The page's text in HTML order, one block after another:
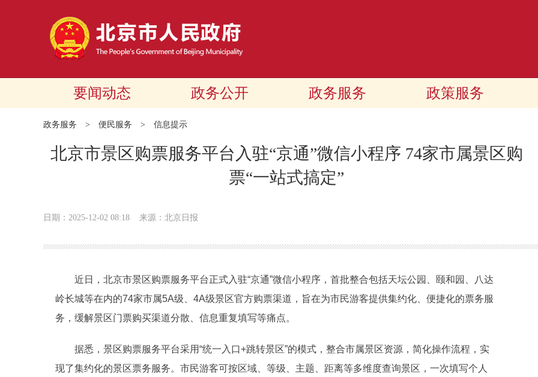
要闻动态 政务公开 政务服务 政策服务
政务服务 > 便民服务 > 信息提示
北京市景区购票服务平台入驻“京通”微信小程序 74家市属景区购
票“一站式搞定”
日期：2025-12-02 08:18 来源：北京日报
近日，北京市景区购票服务平台正式入驻“京通”微信小程序，首批整合包括天坛公园、颐和园、八达
岭长城等在内的74家市属5A级、4A级景区官方购票渠道，旨在为市民游客提供集约化、便捷化的票务服
务，缓解景区门票购买渠道分散、信息重复填写等痛点。
据悉，景区购票服务平台采用“统一入口+跳转景区”的模式，整合市属景区资源，简化操作流程，实
现了集约化的景区票务服务。市民游客可按区域、等级、主题、距离等多维度查询景区，一次填写个人